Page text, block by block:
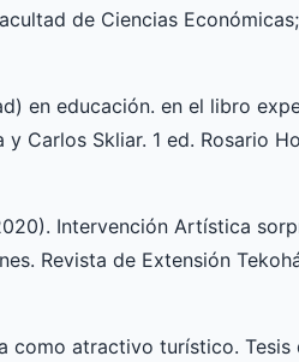
de Ciencias Económicas;
en educación. en el libro
Carlos Skliar. 1 ed. Rosario
Intervención Artística
Revista de Extensión
como atractivo turístico. Tesis